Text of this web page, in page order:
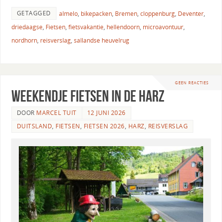
GETAGGED almelo, bikepacken, Bremen, cloppenburg, Deventer,
driedaagse, Fietsen, fietsvakantie, hellendoorn, microavontuur,
nordhorn, reisverslag, sallandse heuvelrug
GEEN REACTIES
Weekendje fietsen in de Harz
DOOR MARCEL TUIT
12 JUNI 2026
DUITSLAND, FIETSEN, FIETSEN 2026, HARZ, REISVERSLAG